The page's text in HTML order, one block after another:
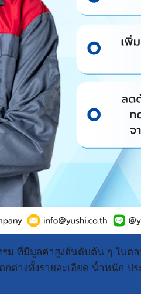
ม ที่มีมูลค่าสูงอันดับต้น ๆ ในต
ต่างทั้งรายละเอียด น้ำหนัก